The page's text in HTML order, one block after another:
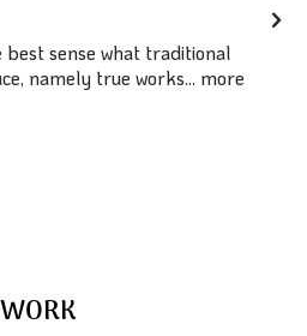
best sense what traditional
namely true works... more